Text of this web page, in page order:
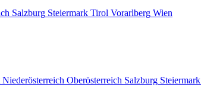
Salzburg Steiermark Tirol Vorarlberg Wien
Niederösterreich Oberösterreich Salzburg Steiermark